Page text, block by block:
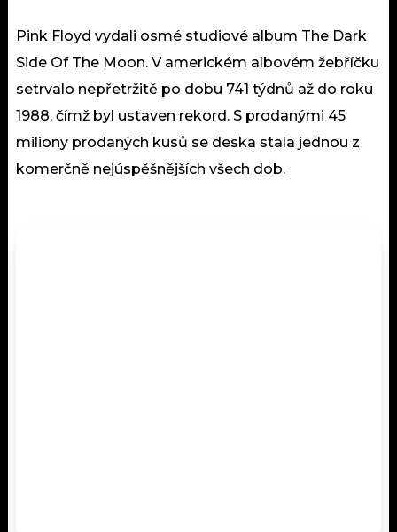
Pink Floyd vydali osmé studiové album The Dark
Side Of The Moon. V americkém albovém žebříčku
setrvalo nepřetržitě po dobu 741 týdnů až do roku
1988, čímž byl ustaven rekord. S prodanými 45
miliony prodaných kusů se deska stala jednou z
komerčně nejúspěšnějších všech dob.